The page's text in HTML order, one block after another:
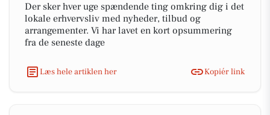
Der sker hver uge spændende ting omkring dig i det
lokale erhvervsliv med nyheder, tilbud og
arrangementer. Vi har lavet en kort opsummering
fra de seneste dage
Læs hele artiklen her Kopiér link